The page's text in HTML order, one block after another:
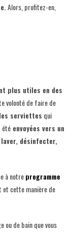
Alors, profitez-en,
plus utiles en des
volonté de faire de
serviettes qui
été envoyées vers un
désinfecter,
à notreprogramme
et cette manière de
ou de bain que vous